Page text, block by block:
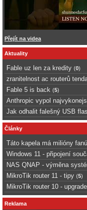
Přejít na videa
Aktuality
Fable uz len za kredity (0)
zranitelnost ac routerů
Fable 5 is back (5)
Anthropic vypol
Jak odhalit falešný USB
Články
Táto kapela má milióny
Windows 11 - připojení
NAS QNAP - výměna
MikroTik router 11 - tipy (5)
MikroTik router 10 -
Reklama